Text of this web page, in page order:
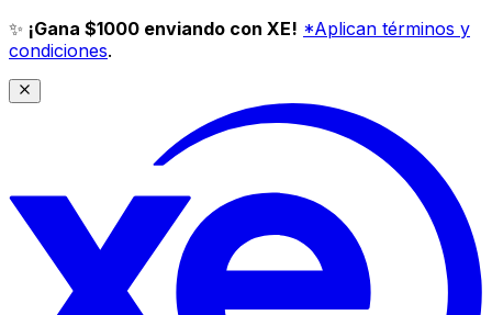
✨ ¡Gana $1000 enviando con XE! *Aplican términos y
condiciones.